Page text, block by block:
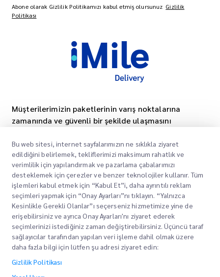
Abone olarak Gizlilik Politikamızı kabul etmiş olursunuz Gizlilik
Politikası
Müşterilerimizin paketlerinin varış noktalarına
zamanında ve güvenli bir şekilde ulaşmasını
sağlamak için güvenilir hizmetler sunmaya
kendimizi adadık.
Ofis Yerleri
Teklif Alın
Yenilik
Gelişmekte olan bir lojistik şirketi olarak, müşterilerimize
en son teknoloji ve akıllı sistemlerin yardımıyla daha
akıllı ve daha verimli bir lojistik deneyimi sunmak için
sürekli olarak yenilikleri takip ediyoruz.
Kurumsal
Hakkımızda
Kariyer
BLOG
ESG
Teknoloji odaklı
Express customs clearance
Bu web sitesi, internet sayfalarımızın ne sıklıkla ziyaret
edildiğini belirlemek, tekliflerimizi maksimum rahatlık ve
verimlilik için yapılandırmak ve pazarlama çabalarımızı
desteklemek için çerezler ve benzer teknolojiler kullanır. Tüm
işlemleri kabul etmek için “Kabul Et”i, daha ayrıntılı reklam
seçimleri yapmak için “Onay Ayarları”nı tıklayın. “Yalnızca
Kesinlikle Gerekli Olanlar”ı seçerseniz hizmetimize yine de
erişebilirsiniz ve ayrıca Onay Ayarları'nı ziyaret ederek
seçimlerinizi istediğiniz zaman değiştirebilirsiniz. Üçüncü taraf
sağlayıcılar tarafından yapılan veri işleme dahil olmak üzere
daha fazla bilgi için lütfen şu adresi ziyaret edin:
Gizlilik Politikası